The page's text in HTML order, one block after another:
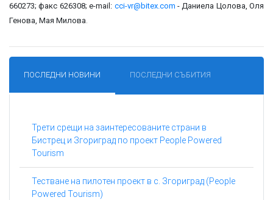
660273; факс 626308; е-mail: cci-vr@bitex.com - Даниела Цолова, Оля
Генова, Мая Милова.
ПОСЛЕДНИ НОВИНИ ПОСЛЕДНИ СЪБИТИЯ
Трети срещи на заинтересованите страни в
Бистрец и Згориград по проект People Powered
Tourism
Тестване на пилотен проект в с. Згориград (People
Powered Tourism)